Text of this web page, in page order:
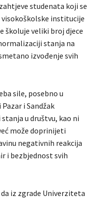
studenata koji se
visokoškolske institucije
školuje veliki broj djece
stanja na
izvođenje svih
sile, posebno u
i Sandžak
u društvu, kao ni
može doprinijeti
negativnih reakcija
i bezbjednost svih
iz zgrade Univerziteta